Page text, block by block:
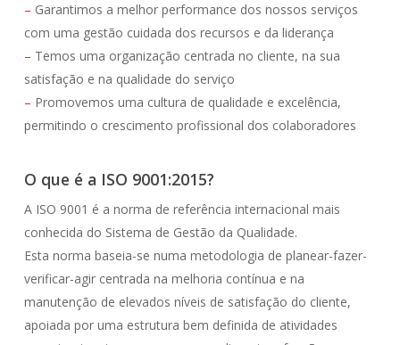
– Garantimos a melhor performance dos nossos serviços
com uma gestão cuidada dos recursos e da liderança
– Temos uma organização centrada no cliente, na sua
satisfação e na qualidade do serviço
– Promovemos uma cultura de qualidade e excelência,
permitindo o crescimento profissional dos colaboradores
O que é a ISO 9001:2015?
A ISO 9001 é a norma de referência internacional mais
conhecida do Sistema de Gestão da Qualidade.
Esta norma baseia-se numa metodologia de planear-fazer-
verificar-agir centrada na melhoria contínua e na
manutenção de elevados níveis de satisfação do cliente,
apoiada por uma estrutura bem definida de atividades